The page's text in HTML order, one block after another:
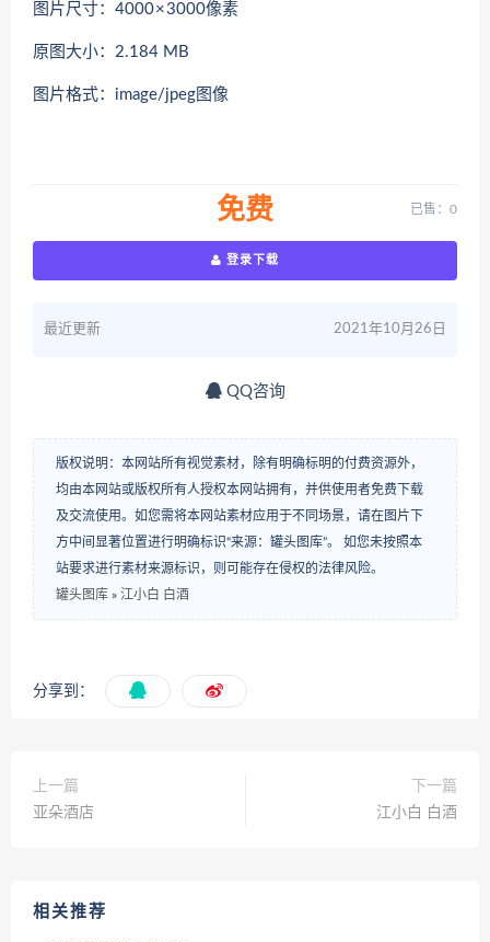
图片尺寸：4000 × 3000像素
原图大小：2.184 MB
图片格式：image/jpeg图像
免费 已售：0
登录下载
最近更新 2021年10月26日
QQ咨询
版权说明：本网站所有视觉素材，除有明确标明的付费资源外，
均由本网站或版权所有人授权本网站拥有，并供使用者免费下载
及交流使用。如您需将本网站素材应用于不同场景，请在图片下
方中间显著位置进行明确标识“来源：罐头图库”。 如您未按照本
站要求进行素材来源标识，则可能存在侵权的法律风险。
罐头图库 » 江小白 白酒
分享到：
上一篇
亚朵酒店
下一篇
江小白 白酒
相关推荐